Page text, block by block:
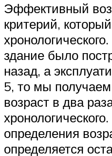
Эффективный
критерий,
здание было
назад, а
5, то мы
возраст в два
определения
определяется